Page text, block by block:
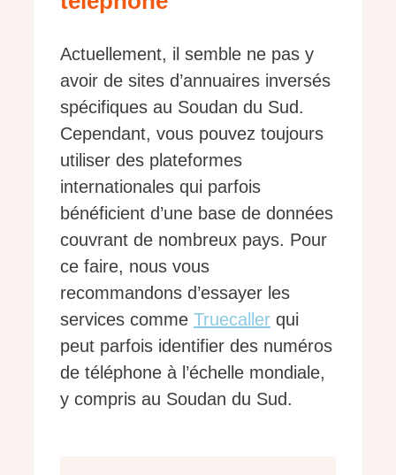
Actuellement, il semble ne pas y
avoir de sites d’annuaires inversés
spécifiques au Soudan du Sud.
Cependant, vous pouvez toujours
utiliser des plateformes
internationales qui parfois
bénéficient d’une base de données
couvrant de nombreux pays. Pour
ce faire, nous vous
recommandons d’essayer les
services comme Truecaller qui
peut parfois identifier des numéros
de téléphone à l’échelle mondiale,
y compris au Soudan du Sud.